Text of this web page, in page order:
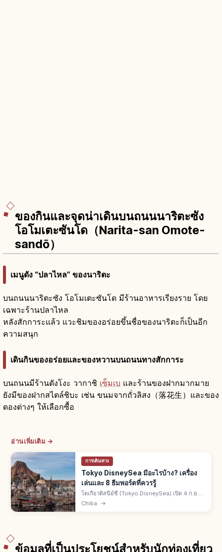
ของกินและจุดน่าเดินบนถนนนาริตะซัง
โอโมเตะซันโด（Narita-san Omote-
sandō）
เมนูดัง “ปลาไหล” ของนาริตะ
บนถนนนาริตะซัง โอโมเตะซันโด มีร้านอาหารเรียงราย โดย
เฉพาะร้านปลาไหล
หลังสักการะแล้ว แวะชิมของอร่อยขึ้นชื่อของนาริตะก็เป็นอีก
ความสนุก
เดินกินของอร่อยและของหวานบนถนนทางสักการะ
บนถนนมีร้านดังโงะ วากาชิ เซ็มเบ และร้านของฝากมากมาย
ยังมีของฝากสไตล์ชิบะ เช่น ขนมจากถั่วลิสง（落花生）และของ
ดองต่างๆ ให้เลือกซื้อ
อ่านเพิ่มเติม →
การเดินทาง
Tokyo DisneySea มีอะไรบ้าง? เครื่อง
เล่นและ 8 ธีมพอร์ตที่ควรรู้
โตเกียวดิสนีย์ซี (Tokyo DisneySea) เปิด 4 ก.ย.
2001 ในอุรายาสุ จ.ชิบะ ดิสนีย์พาร์กธีมทะเล มี 8
Chiba →
ข้อมูลที่เป็นประโยชน์สำหรับนักท่องเที่ยว